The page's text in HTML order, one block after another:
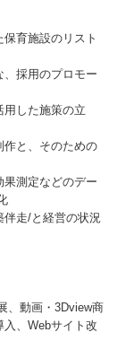
育施設のリスト
、採用のプロモー
用した施策の立
作と、そのための
果測定などのデー
伴走/と経営の状況
、動画・3Dview商
、Webサイト改